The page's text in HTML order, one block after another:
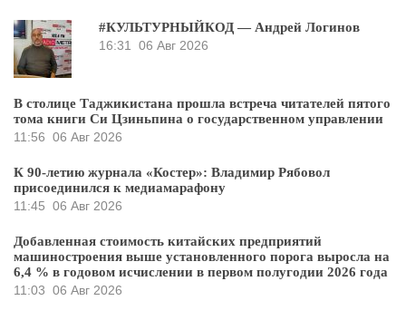
#КУЛЬТУРНЫЙКОД — Андрей Логинов
16:31
06 Авг 2026
В столице Таджикистана прошла встреча читателей пятого
тома книги Си Цзиньпина о государственном управлении
11:56 06 Авг 2026
К 90-летию журнала «Костер»: Владимир Рябовол
присоединился к медиамарафону
11:45 06 Авг 2026
Добавленная стоимость китайских предприятий
машиностроения выше установленного порога выросла на
6,4 % в годовом исчислении в первом полугодии 2026 года
11:03 06 Авг 2026